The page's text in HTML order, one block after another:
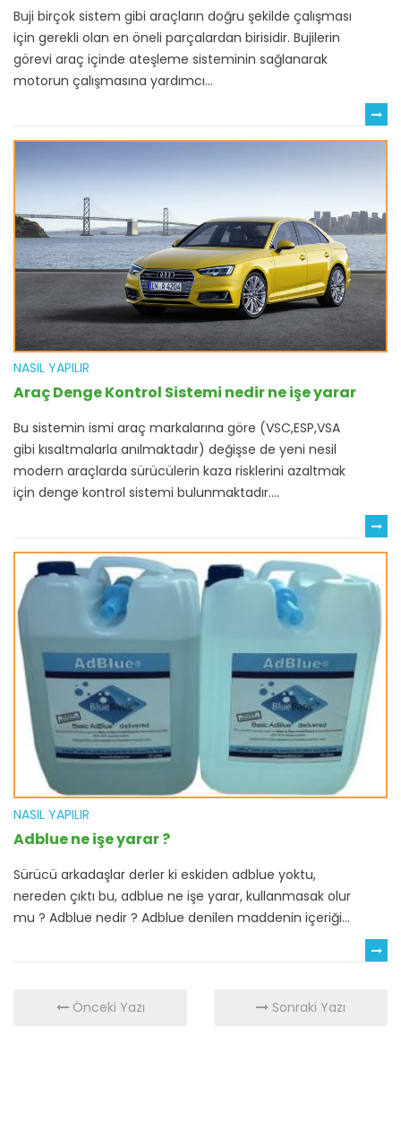
Buji birçok sistem gibi araçların doğru şekilde çalışması
için gerekli olan en öneli parçalardan birisidir. Bujilerin
görevi araç içinde ateşleme sisteminin sağlanarak
motorun çalışmasına yardımcı...
NASIL YAPILIR
Araç Denge Kontrol Sistemi nedir ne işe yarar
Bu sistemin ismi araç markalarına göre (VSC,ESP,VSA
gibi kısaltmalarla anılmaktadır) değişse de yeni nesil
modern araçlarda sürücülerin kaza risklerini azaltmak
için denge kontrol sistemi bulunmaktadır....
NASIL YAPILIR
Adblue ne işe yarar ?
Sürücü arkadaşlar derler ki eskiden adblue yoktu,
nereden çıktı bu, adblue ne işe yarar, kullanmasak olur
mu ? Adblue nedir ? Adblue denilen maddenin içeriği...
Önceki Yazı Sonraki Yazı